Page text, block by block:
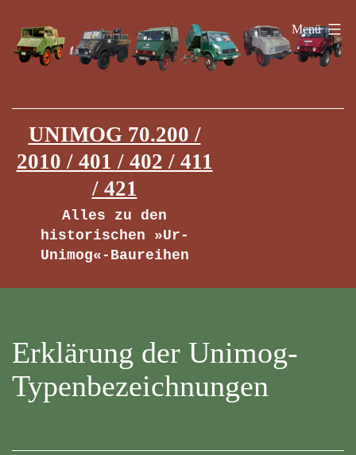
Inhalt
springen
UNIMOG 70.200 /
2010 / 401 / 402 / 411
/ 421
Alles zu den
historischen »Ur-
Unimog«-Baureihen
Menü
Erklärung der Unimog-
Typenbezeichnungen